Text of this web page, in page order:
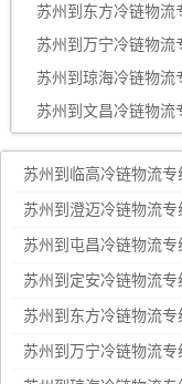
苏州到东方冷链物流
苏州到万宁冷链物流
苏州到琼海冷链物流
苏州到文昌冷链物流
苏州到临高冷链物流
苏州到澄迈冷链物流
苏州到屯昌冷链物流
苏州到定安冷链物流
苏州到东方冷链物流
苏州到万宁冷链物流